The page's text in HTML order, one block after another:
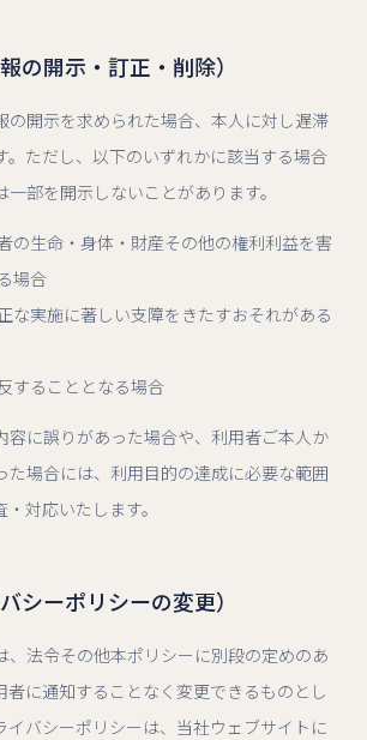
の開示・訂正・削除）
の開示を求められた場合、本人に対し遅滞
。ただし、以下のいずれかに該当する場合
部を開示しないことがあります。
の生命・身体・財産その他の権利利益を害
場合
な実施に著しい支障をきたすおそれがある
することとなる場合
容に誤りがあった場合や、利用者ご本人か
た場合には、利用目的の達成に必要な範囲
対応いたします。
シーポリシーの変更）
、法令その他本ポリシーに別段の定めのあ
者に通知することなく変更できるものとし
イバシーポリシーは、当社ウェブサイトに